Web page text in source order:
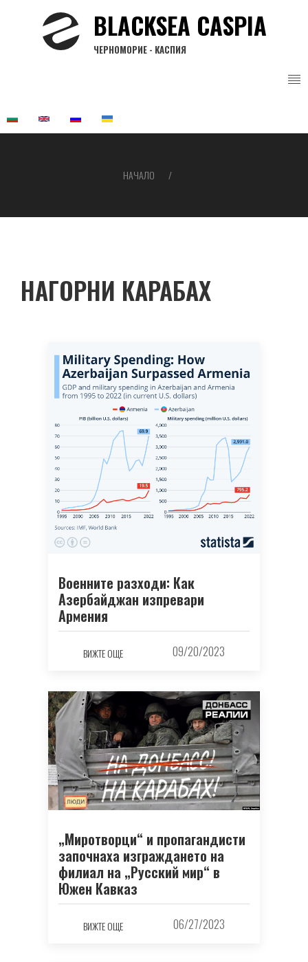
BLACKSEA CASPIA
ЧЕРНОМОРИЕ - КАСПИЯ
НАЧАЛО
НАГОРНИ КАРАБАХ
Военните разходи: Как
Азербайджан изпревари
Армения
ВИЖТЕ ОЩЕ 09/20/2023
„Миротворци“ и пропагандисти
започнаха изграждането на
филиал на „Русский мир“ в
Южен Кавказ
ВИЖТЕ ОЩЕ 06/27/2023